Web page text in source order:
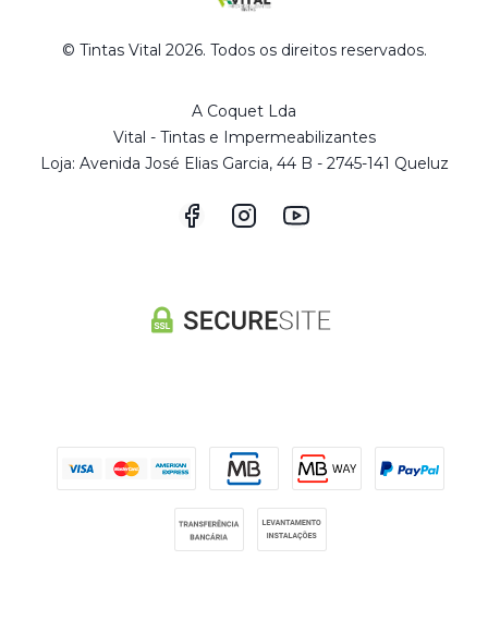
© Tintas Vital 2026. Todos os direitos reservados.
A Coquet Lda
Vital - Tintas e Impermeabilizantes
Loja: Avenida José Elias Garcia, 44 B - 2745-141 Queluz